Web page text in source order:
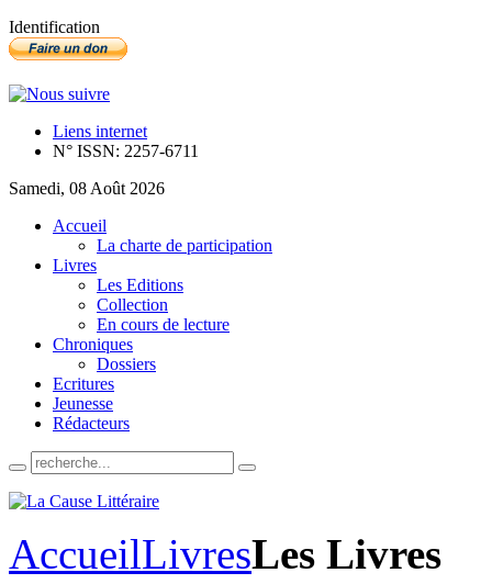
Identification
Liens internet
N° ISSN: 2257-6711
Samedi, 08 Août 2026
Accueil
La charte de participation
Livres
Les Editions
Collection
En cours de lecture
Chroniques
Dossiers
Ecritures
Jeunesse
Rédacteurs
AccueilLivresLes Livres